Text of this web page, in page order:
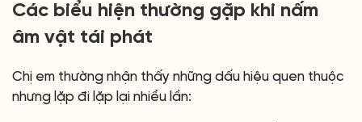
Các biểu hiện thường gặp khi nấm
âm vật tái phát
Chị em thường nhận thấy những dấu hiệu quen thuộc
nhưng lặp đi lặp lại nhiều lần: